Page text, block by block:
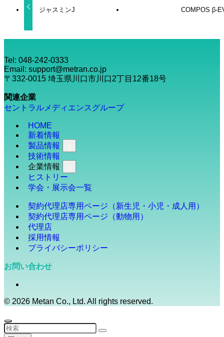
ジャスミンJ COMPOS β-
Tel: 048-242-0333
Email: support@metran.co.jp
〒332-0015 埼玉県川口市川口2丁目12番18号
関連企業
セントラルメディエンスグループ
HOME
新着情報
製品情報
技術情報
企業情報
ヒストリー
学会・展示会一覧
契約代理店専用ページ（新生児・小児・成人用）
契約代理店専用ページ（動物用）
代理店
採用情報
プライバシーポリシー
お問い合わせ
© 2026 Metan Co., Ltd. All rights reserved.